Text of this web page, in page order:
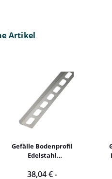
Artikel
Gefälle Bodenprofil
Edelstahl
ab 98cm
38,04 € -